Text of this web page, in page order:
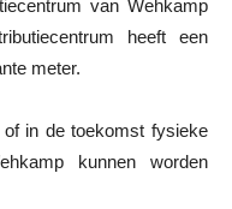
van Wehkamp
heeft een
meter.
in de toekomst fysieke
kunnen worden